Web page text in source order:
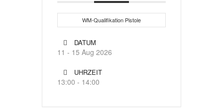
WM-Qualifikation Pistole
DATUM
11 - 15 Aug 2026
UHRZEIT
13:00 - 14:00